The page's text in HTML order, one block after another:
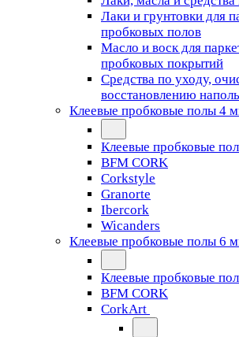
Лаки и грунтовки для
пробковых полов
Масло и воск для
пробковых покрытий
Средства по уходу,
восстановлению
Клеевые пробковые полы 4
Клеевые пробковые
BFM CORK
Corkstyle
Granorte
Ibercork
Wicanders
Клеевые пробковые полы 6
Клеевые пробковые
BFM CORK
CorkArt